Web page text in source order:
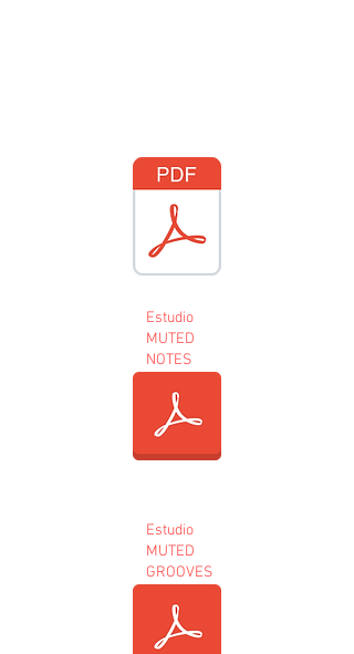
Estudio
MUTED
NOTES
Estudio
MUTED
GROOVES